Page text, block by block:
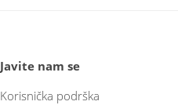
Javite nam se
Korisnička podrška